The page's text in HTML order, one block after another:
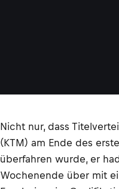
Nicht nur, dass
(KTM) am Ende des
überfahren wurde, er
Wochenende über mit